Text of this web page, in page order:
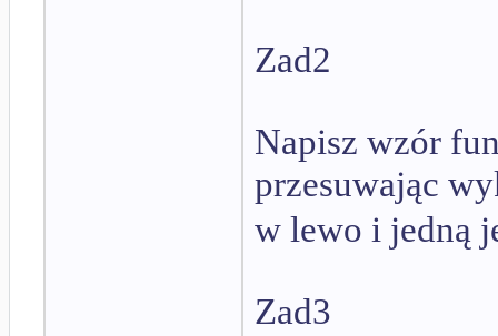
Zad2
Napisz wzór
przesuwając
w lewo i jedną
Zad3